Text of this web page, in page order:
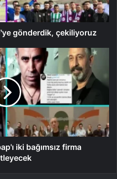
gönderdik, çekiliyoruz
iki bağımsız firma